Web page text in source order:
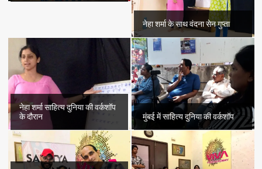
नेहा शर्मा के साथ वंदना सेन गुप्ता
नेहा शर्मा साहित्य दुनिया की वर्कशॉप
के दौरान
मुंबई में साहित्य दुनिया की वर्कशॉप